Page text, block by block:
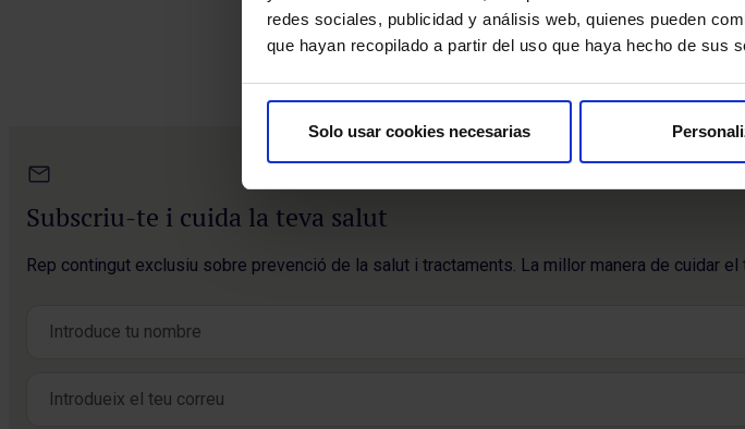
redes sociales, publicidad y análisis web, quienes pueden
que hayan recopilado a partir del uso que haya hecho de sus
Solo usar cookies necesarias
Pàgina
anterior
1 … 3
Subscriu-te i cuida la teva salut
Rep contingut exclusiu sobre prevenció de la salut i tractaments. La millor manera de cuidar